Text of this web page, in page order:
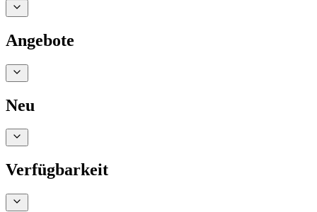
Angebote
Neu
Verfügbarkeit